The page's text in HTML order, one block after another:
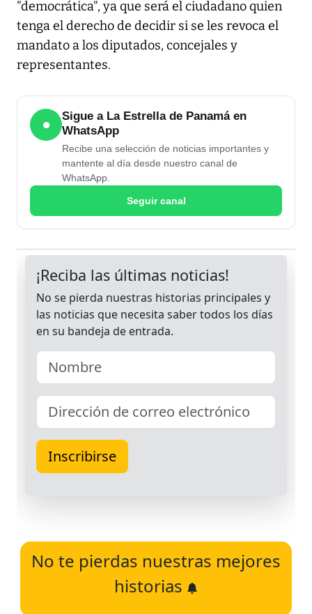
"democrática", ya que será el ciudadano quien
tenga el derecho de decidir si se les revoca el
mandato a los diputados, concejales y
representantes.
●
Sigue a La Estrella de Panamá en
WhatsApp
Recibe una selección de noticias importantes y
mantente al día desde nuestro canal de
WhatsApp.
Seguir canal
No te pierdas nuestras mejores
historias